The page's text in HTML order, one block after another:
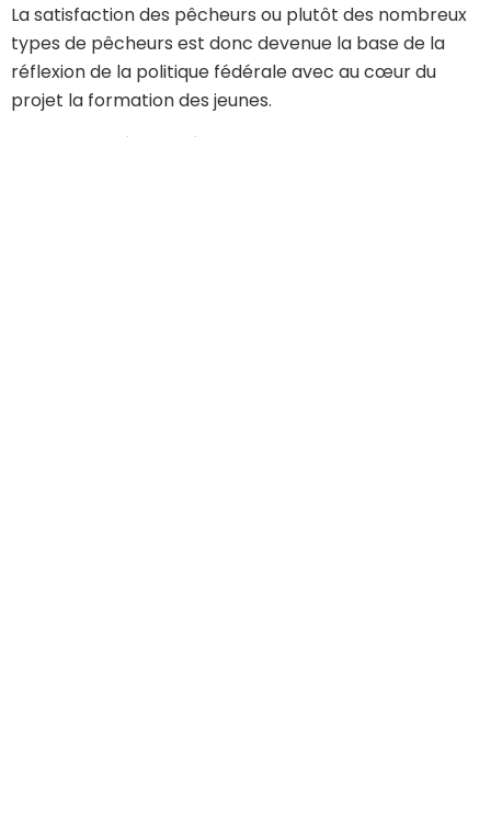
La satisfaction des pêcheurs ou plutôt des nombreux
types de pêcheurs est donc devenue la base de la
réflexion de la politique fédérale avec au cœur du
projet la formation des jeunes.
Cette volonté affirmée suscite encore des